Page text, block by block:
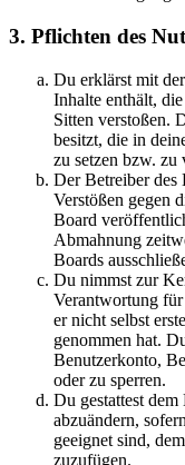
3. Pflichten des
Du erklärst mit
Inhalte enthält,
Sitten verstoßen.
besitzt, die in
zu setzen bzw. zu
Der Betreiber des
Verstößen gegen
Board
Abmahnung
Boards
Du nimmst zur
Verantwortung
er nicht selbst
genommen hat.
Benutzerkonto,
oder zu sperren.
Du gestattest
abzuändern,
geeignet sind,
zuzufügen.